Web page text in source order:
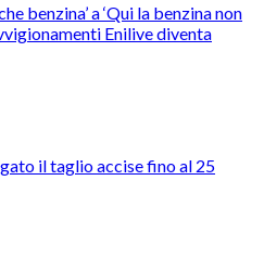
benzina’ a ‘Qui la benzina non
Enilive diventa
il taglio accise fino al 25